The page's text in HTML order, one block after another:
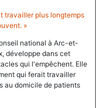
état
policier
pour
national à Arc-et-
développe dans cet
qui l'empêchent. Elle
qui ferait travailler
au domicile de patients